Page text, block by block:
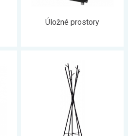
Úložné prostory